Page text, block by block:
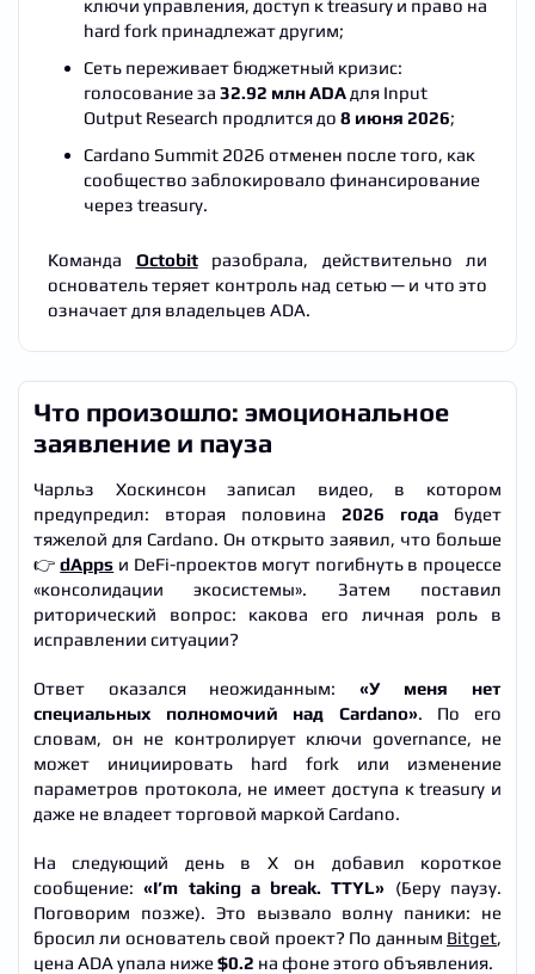
ключи управления, доступ к treasury и право на
hard fork принадлежат другим;
Сеть переживает бюджетный кризис:
голосование за 32.92 млн ADA для Input
Output Research продлится до 8 июня 2026;
Cardano Summit 2026 отменен после того, как
сообщество заблокировало финансирование
через treasury.
Команда Octobitразобрала, действительно ли
основатель теряет контроль над сетью — и что это
означает для владельцев ADA.
Что произошло: эмоциональное
заявление и пауза
Чарльз Хоскинсон записал видео, в котором
предупредил: вторая половина 2026 года будет
тяжелой для Cardano. Он открыто заявил, что больше
👉dApps и DeFi-проектов могут погибнуть в процессе
«консолидации экосистемы». Затем поставил
риторический вопрос: какова его личная роль в
исправлении ситуации?
Ответ оказался неожиданным: «У меня нет
специальных полномочий над Cardano». По его
словам, он не контролирует ключи governance, не
может инициировать hard fork или изменение
параметров протокола, не имеет доступа к treasury и
даже не владеет торговой маркой Cardano.
На следующий день в X он добавил короткое
сообщение:«I’m taking a break. TTYL» (Беру паузу.
Поговорим позже). Это вызвало волну паники: не
бросил ли основатель свой проект? По данным Bitget,
цена ADA упала ниже$0.2 на фоне этого объявления.